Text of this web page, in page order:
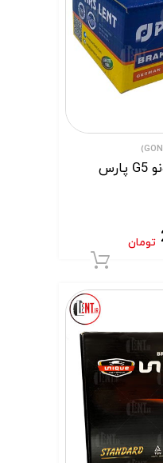
لنت ترمز جلو گک گونو G5 پارس
تومان